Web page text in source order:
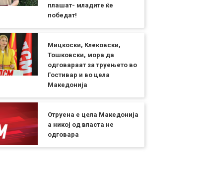
плашат- младите ќе
победат!
Мицкоски, Клековски,
Тошковски, мора да
одговараат за труењето во
Гостивар и во цела
Македонија
Отруена е цела Македонија
а никој од власта не
одговара